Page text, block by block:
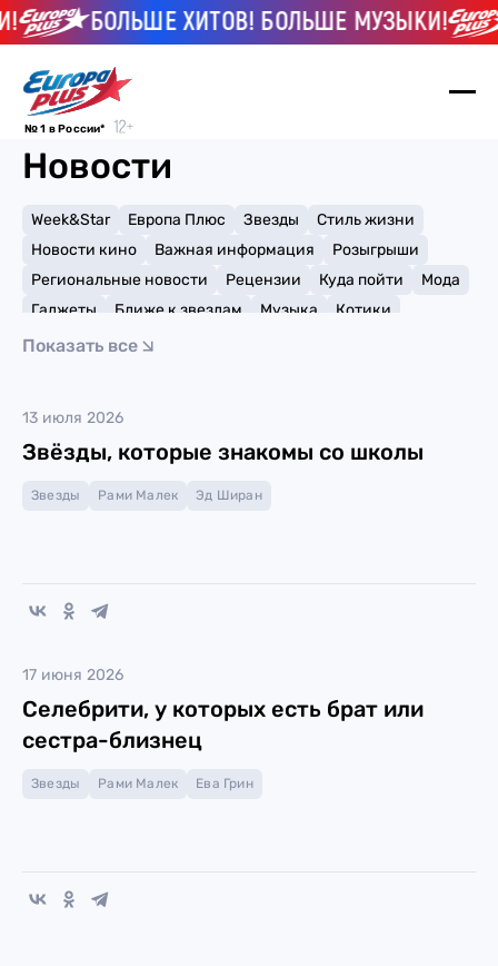
БОЛЬШЕ ХИТОВ! БОЛЬШЕ МУЗЫКИ!
№ 1 в России*
Новости
Week&Star Европа Плюс Звезды
Стиль жизни
Новости кино
Важная информация
Розыгрыши
Региональные новости
Рецензии Куда пойти
Мода
Гаджеты
Ближе к звездам Музыка
Котики
Мемы и тренды
Показать все
13 июля 2026
Звёзды, которые знакомы со школы
Звезды Рами Малек Эд Ширан
17 июня 2026
Селебрити, у которых есть брат или
сестра-близнец
Звезды Рами Малек Ева Грин